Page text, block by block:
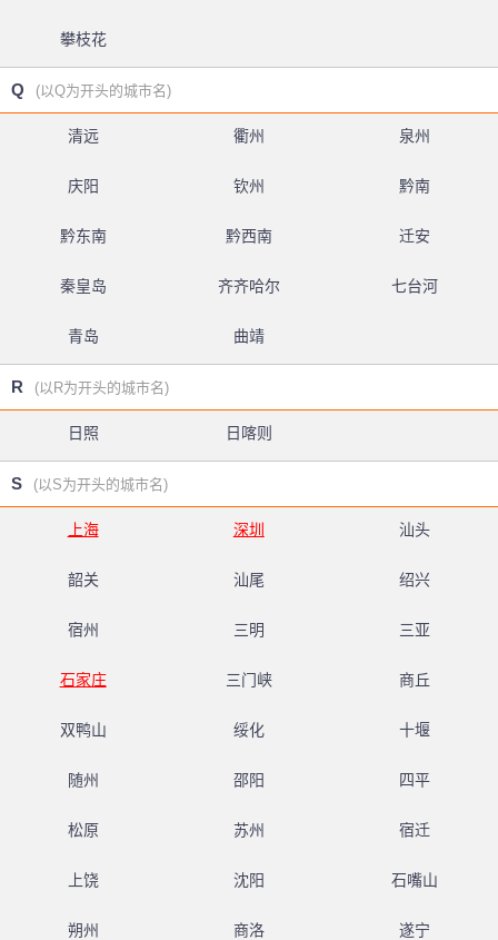
攀枝花
Q (以Q为开头的城市名)
清远 衢州 泉州
庆阳 钦州 黔南
黔东南 黔西南 迁安
秦皇岛 齐齐哈尔 七台河
青岛 曲靖
R (以R为开头的城市名)
日照 日喀则
S (以S为开头的城市名)
上海 深圳 汕头
韶关 汕尾 绍兴
宿州 三明 三亚
石家庄 三门峡 商丘
双鸭山 绥化 十堰
随州 邵阳 四平
松原 苏州 宿迁
上饶 沈阳 石嘴山
朔州 商洛 遂宁